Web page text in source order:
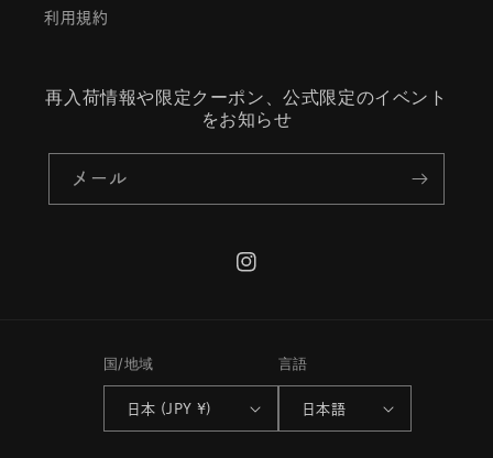
利用規約
再入荷情報や限定クーポン、公式限定のイベント
をお知らせ
メール
Instagram
国/地域
日本 (JPY ¥)
言語
日本語